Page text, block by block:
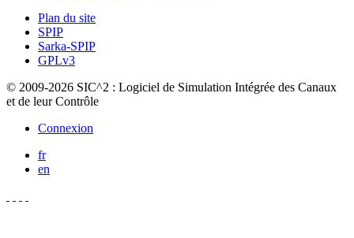
Plan du site
SPIP
Sarka-SPIP
GPLv3
© 2009-2026 SIC^2 : Logiciel de Simulation Intégrée des Canaux
et de leur Contrôle
Connexion
fr
en